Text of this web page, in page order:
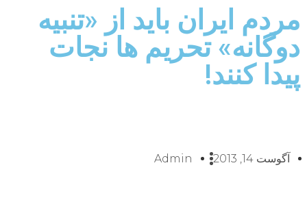
مردم ایران باید از «تنبیه
دوگانه» تحریم ها نجات
پیدا کنند!
آگوست 14, 2013 Admin